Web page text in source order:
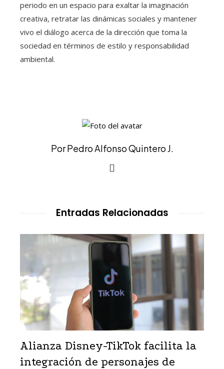
periodo en un espacio para exaltar la imaginación
creativa, retratar las dinámicas sociales y mantener
vivo el diálogo acerca de la dirección que toma la
sociedad en términos de estilo y responsabilidad
ambiental.
Por Pedro Alfonso Quintero J.
Entradas Relacionadas
Alianza Disney-TikTok facilita la
integración de personajes de